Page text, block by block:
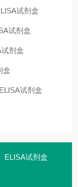
试剂盒
试剂盒
剂盒
盒
试剂盒
ELISA试剂盒